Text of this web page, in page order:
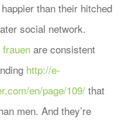
than their hitched
social network.
are consistent
http://e-
en/page/109/that
men. And they’re